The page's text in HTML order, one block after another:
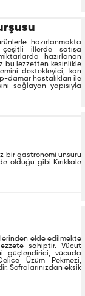
hazırlanmakta
illerde satışa
hazırlanan
bu lezzetten kesinlikle
destekleyici, kan
damar hastalıkları ile
sağlayan yapısıyla
bir gastronomi unsuru
olduğu gibi Kırıkkale
elde edilmekte
sahiptir. Vücut
güçlendirici, vücuda
Üzüm Pekmezi,
Sofralarınızdan eksik